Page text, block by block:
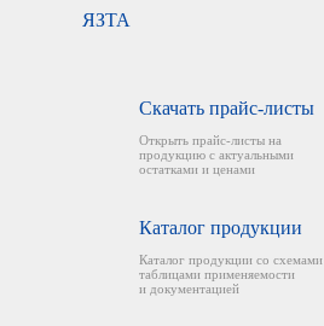
ЯЗТА
Скачать прайс-листы
Открыть прайс-листы на
продукцию с актуальными
остатками и ценами
Каталог продукции
Каталог продукции со схемами
таблицами применяемости
и документацией